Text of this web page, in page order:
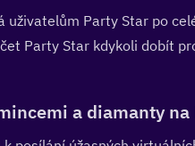
uživatelům Party Star po
Party Star kdykoli dobít
a diamanty